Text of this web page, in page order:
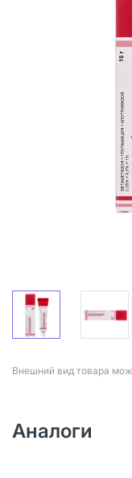
Bнешний вид товара
Аналоги